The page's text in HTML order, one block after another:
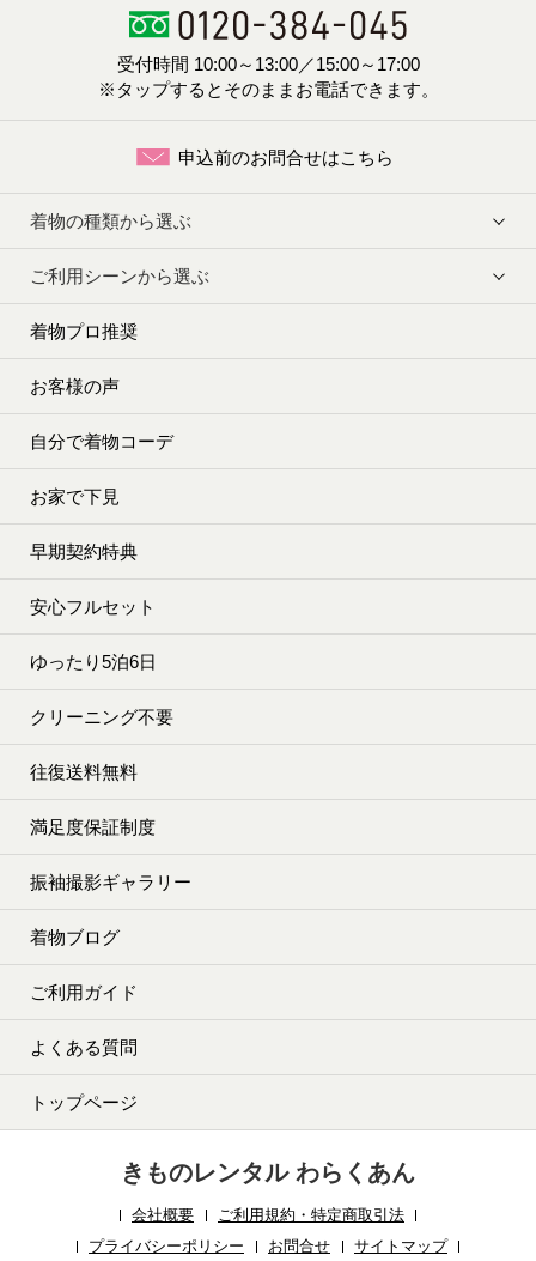
受付時間 10:00～13:00／15:00～17:00
※タップするとそのままお電話できます。
申込前のお問合せはこちら
着物の種類から選ぶ
ご利用シーンから選ぶ
着物プロ推奨
お客様の声
自分で着物コーデ
お家で下見
早期契約特典
安心フルセット
ゆったり5泊6日
クリーニング不要
往復送料無料
満足度保証制度
振袖撮影ギャラリー
着物ブログ
ご利用ガイド
よくある質問
トップページ
きものレンタル わらくあん
会社概要
ご利用規約・特定商取引法
プライバシーポリシー
お問合せ サイトマップ